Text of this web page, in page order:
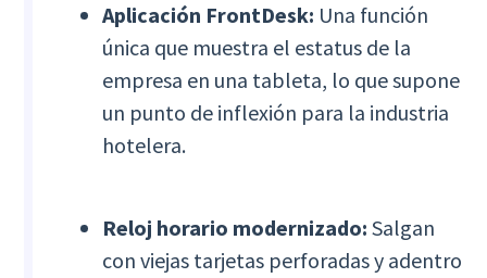
Aplicación FrontDesk: Una función
única que muestra el estatus de la
empresa en una tableta, lo que supone
un punto de inflexión para la industria
hotelera.
Reloj horario modernizado:Salgan
con viejas tarjetas perforadas y adentro